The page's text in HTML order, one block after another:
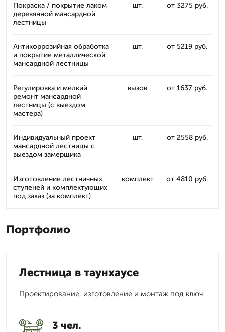
Покраска / покрытие лаком
деревянной мансардной
лестницы
шт. от 3275 руб.
Антикоррозийная обработка
и покрытие металлической
мансардной лестницы
шт. от 5219 руб.
Регулировка и мелкий
ремонт мансардной
лестницы (с выездом
мастера)
вызов от 1637 руб.
Индивидуальный проект
мансардной лестницы с
выездом замерщика
шт. от 2558 руб.
Изготовление лестничных
ступеней и комплектующих
под заказ (за комплект)
комплект от 4810 руб.
Портфолио
Лестница в таунхаусе
Проектирование, изготовление и монтаж под ключ
3 чел.